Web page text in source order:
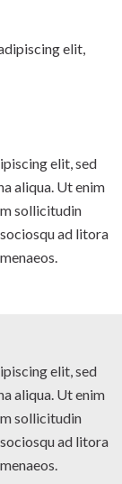
elit,
elit, sed
aliqua. Ut enim
sollicitudin
ad litora
elit, sed
aliqua. Ut enim
sollicitudin
ad litora